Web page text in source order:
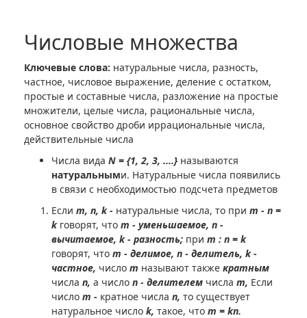
Числовые множества
Ключевые слова: натуральные числа, разность,
частное, числовое выражение, деление с остатком,
простые и составные числа, разложение на простые
множители, целые числа, рациональные числа,
основное свойство дроби иррациональные числа,
действительные числа
Числа вида N = {1, 2, 3, ....} называются
натуральными. Натуральные числа появились
в связи с необходимостью подсчета предметов
Если m, n, k - натуральные числа, то при m - n =
k говорят, что m - уменьшаемое, n -
вычитаемое, k - разность; при m : n = k
говорят, что m - делимое, n - делитель, k -
частное, число m называют также кратным
числа n, а число n - делителем числа m, Если
число m - кратное числа n, то существует
натуральное число k, такое, что m = kn.